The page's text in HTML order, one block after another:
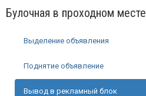
Булочная в проходном месте
Выделение объявления
Поднятие объявление
Вывод в рекламный блок